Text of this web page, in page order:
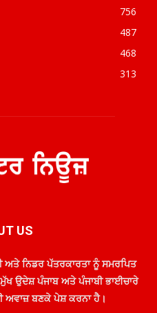
756
487
468
313
US
ਨਿਡਰ ਪੱਤਰਕਾਰਤਾ ਨੂੰ ਸਮਰਪਿਤ
ਉਦੇਸ਼ ਪੰਜਾਬ ਅਤੇ ਪੰਜਾਬੀ ਭਾਈਚਾਰੇ
ਅਵਾਜ਼ ਬਣਕੇ ਪੇਸ਼ ਕਰਨਾ ਹੈ।